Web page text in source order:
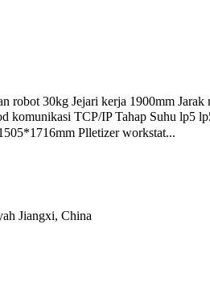
30kg Jejari kerja 1900mm
komunikasi TCP/IP Tahap Suhu lp5
Plletizer workstat...
Jiangxi, China